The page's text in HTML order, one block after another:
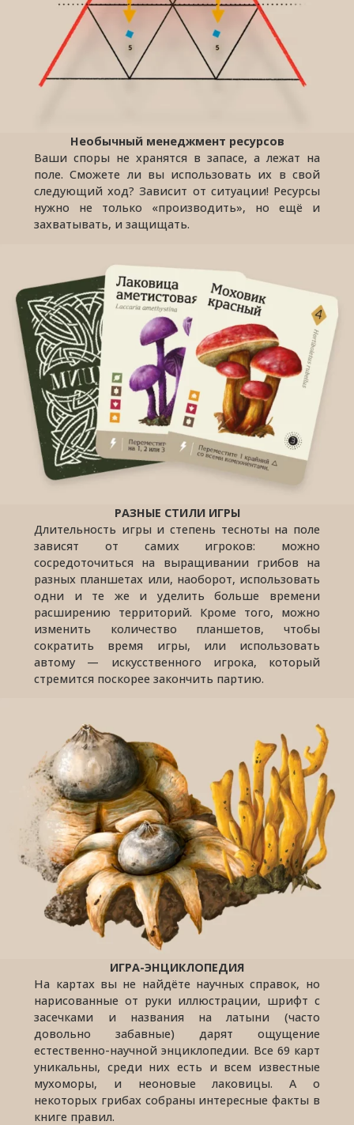
Необычный менеджмент ресурсов
Ваши споры не хранятся в запасе, а лежат на
поле. Сможете ли вы использовать их в свой
следующий ход? Зависит от ситуации! Ресурсы
нужно не только «производить», но ещё и
захватывать, и защищать.
РАЗНЫЕ СТИЛИ ИГРЫ
Длительность игры и степень тесноты на поле
зависят от самих игроков: можно
сосредоточиться на выращивании грибов на
разных планшетах или, наоборот, использовать
одни и те же и уделить больше времени
расширению территорий. Кроме того, можно
изменить количество планшетов, чтобы
сократить время игры, или использовать
автому — искусственного игрока, который
стремится поскорее закончить партию.
ИГРА-ЭНЦИКЛОПЕДИЯ
На картах вы не найдёте научных справок, но
нарисованные от руки иллюстрации, шрифт с
засечками и названия на латыни (часто
довольно забавные) дарят ощущение
естественно-научной энциклопедии. Все 69 карт
уникальны, среди них есть и всем известные
мухоморы, и неоновые лаковицы. А о
некоторых грибах собраны интересные факты в
книге правил.